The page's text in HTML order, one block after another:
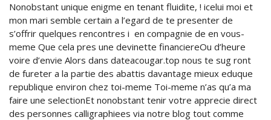
Nonobstant unique enigme en tenant fluidite, ! icelui moi et
mon mari semble certain a l’egard de te presenter de
s’offrir quelques rencontres i en compagnie de en vous-
meme Que cela pres une devinette financiereOu d’heure
voire d’envie Alors dans dateacougar.top nous te sug ront
de fureter a la partie des abattis davantage mieux eduque
republique environ chez toi-meme Toi-meme n’as qu’a ma
faire une selectionEt nonobstant tenir votre apprecie direct
des personnes calligraphiees via notre blog tout comme